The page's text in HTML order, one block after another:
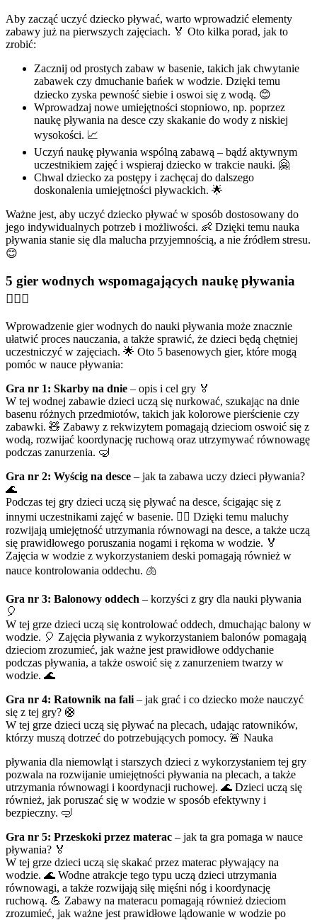
Aby zacząć uczyć dziecko pływać, warto wprowadzić elementy
zabawy już na pierwszych zajęciach. 🏅 Oto kilka porad, jak to
zrobić:
Zacznij od prostych zabaw w basenie, takich jak chwytanie
zabawek czy dmuchanie bańek w wodzie. Dzięki temu
dziecko zyska pewność siebie i oswoi się z wodą. 😊
Wprowadzaj nowe umiejętności stopniowo, np. poprzez
naukę pływania na desce czy skakanie do wody z niskiej
wysokości. 📈
Uczyń naukę pływania wspólną zabawą – bądź aktywnym
uczestnikiem zajęć i wspieraj dziecko w trakcie nauki. 🤗
Chwal dziecko za postępy i zachęcaj do dalszego
doskonalenia umiejętności pływackich. 🌟
Ważne jest, aby uczyć dziecko pływać w sposób dostosowany do
jego indywidualnych potrzeb i możliwości. 👶 Dzięki temu nauka
pływania stanie się dla malucha przyjemnością, a nie źródłem stresu.
😊
5 gier wodnych wspomagających naukę pływania
🏊‍♂️🎉
Wprowadzenie gier wodnych do nauki pływania może znacznie
ułatwić proces nauczania, a także sprawić, że dzieci będą chętniej
uczestniczyć w zajęciach. 🌟 Oto 5 basenowych gier, które mogą
pomóc w nauce pływania:
Gra nr 1: Skarby na dnie – opis i cel gry 🏅
W tej wodnej zabawie dzieci uczą się nurkować, szukając na dnie
basenu różnych przedmiotów, takich jak kolorowe pierścienie czy
zabawki. 🧸 Zabawy z rekwizytem pomagają dzieciom oswoić się z
wodą, rozwijać koordynację ruchową oraz utrzymywać równowagę
podczas zanurzenia. 🤿
Gra nr 2: Wyścig na desce – jak ta zabawa uczy dzieci pływania?
🌊
Podczas tej gry dzieci uczą się pływać na desce, ścigając się z
innymi uczestnikami zajęć w basenie. 🏄‍♂️ Dzięki temu maluchy
rozwijają umiejętność utrzymania równowagi na desce, a także uczą
się prawidłowego poruszania nogami i rękoma w wodzie. 🏅
Zajęcia w wodzie z wykorzystaniem deski pomagają również w
nauce kontrolowania oddechu. 🫁
Gra nr 3: Balonowy oddech – korzyści z gry dla nauki pływania
🎈
W tej grze dzieci uczą się kontrolować oddech, dmuchając balony w
wodzie. 🎈 Zajęcia pływania z wykorzystaniem balonów pomagają
dzieciom zrozumieć, jak ważne jest prawidłowe oddychanie
podczas pływania, a także oswoić się z zanurzeniem twarzy w
wodzie. 🌊
Gra nr 4: Ratownik na fali – jak grać i co dziecko może nauczyć
się z tej gry? 🛟
W tej grze dzieci uczą się pływać na plecach, udając ratowników,
którzy muszą dotrzeć do potrzebujących pomocy. 🚨 Nauka
pływania dla niemowląt i starszych dzieci z wykorzystaniem tej gry
pozwala na rozwijanie umiejętności pływania na plecach, a także
utrzymania równowagi i koordynacji ruchowej. 🌊 Dzieci uczą się
również, jak poruszać się w wodzie w sposób efektywny i
bezpieczny. 🤿
Gra nr 5: Przeskoki przez materac – jak ta gra pomaga w nauce
pływania? 🏅
W tej grze dzieci uczą się skakać przez materac pływający na
wodzie. 🌊 Wodne atrakcje tego typu uczą dzieci utrzymania
równowagi, a także rozwijają siłę mięśni nóg i koordynację
ruchową. 💪 Zabawy na materacu pomagają również dzieciom
zrozumieć, jak ważne jest prawidłowe lądowanie w wodzie po